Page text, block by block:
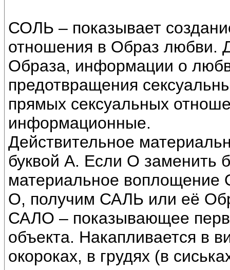
СОЛЬ – показывает
отношения в Образ любви.
Образа, информации о
предотвращения
прямых сексуальных
информационные.
Действительное
буквой А. Если О заменить
материальное воплощение
О, получим САЛЬ или её
САЛО – показывающее
объекта. Накапливается в
окороках, в грудях (в